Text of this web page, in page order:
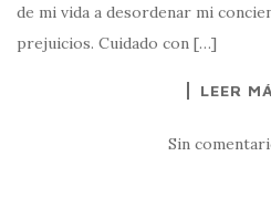
de mi vida a desordenar mi
prejuicios. Cuidado con […]
LEER
Sin